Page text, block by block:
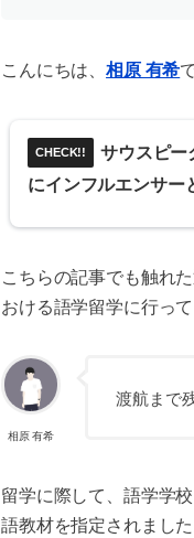
こんにちは、相原 有希
サウスピー
にインフルエンサー
こちらの記事でも触れ
おける語学留学に行っ
相原 有希
渡航まで
留学に際して、語学学
語教材を指定されました